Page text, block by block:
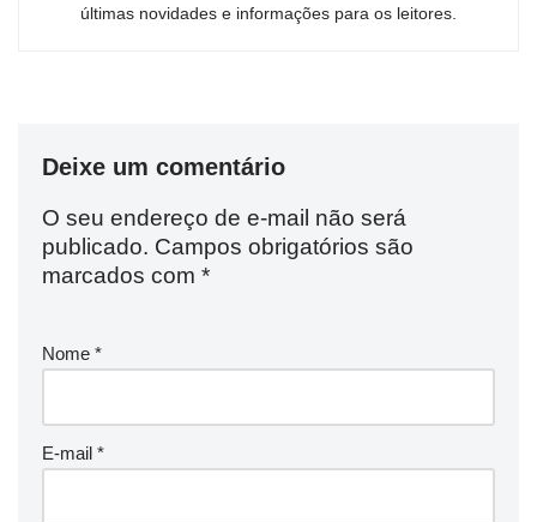
últimas novidades e informações para os leitores.
Deixe um comentário
O seu endereço de e-mail não será
publicado. Campos obrigatórios são
marcados com *
Nome *
E-mail *